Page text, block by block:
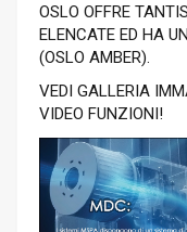
OSLO OFFRE
ELENCATE ED HA
(OSLO AMBER).
VEDI GALLERIA
VIDEO FUNZIONI!